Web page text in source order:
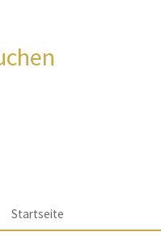
Startseite